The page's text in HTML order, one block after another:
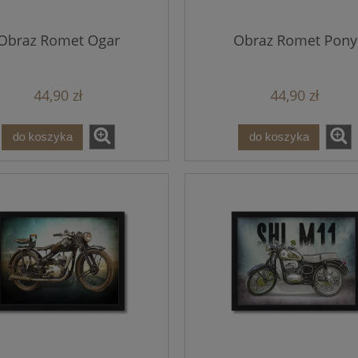
Romet Ogar
44,90 zł
do koszyka
Obraz Romet Pony
44,90 zł
do koszyka